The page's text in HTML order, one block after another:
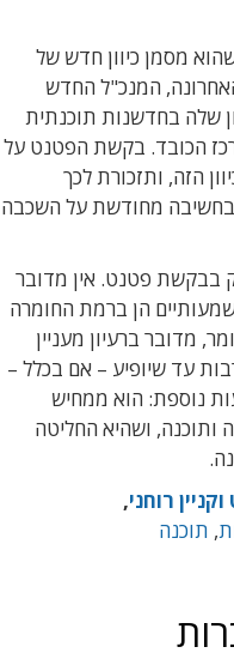
מסמן כיוון חדש של
המנכ"ל החדש
שלה בחדשנות תוכנתית
הכובד. בקשת הפטנט על
הזה, ותזכורת לכך
מחודשת על השכבה
בבקשת פטנט. אין מדובר
הן ברמת החומרה
מדובר ברעיון מעניין
עד שיופיע – אם בכלל –
נוספת: הוא ממחיש
ותוכנה, ושהיא החליטה
רוחני,
, תוכנה